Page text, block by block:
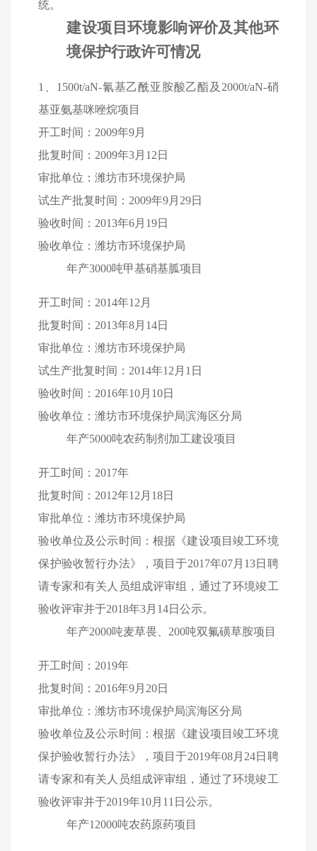
统。
建设项目环境影响评价及其他环
境保护行政许可情况
1 1500t/aN-氰基乙酰亚胺酸乙酯及 2000t/aN-硝
基亚氨基咪唑烷项目
开工时间： 2009年9月
批复时间： 2009年3月 12 日
审批单位：潍坊市环境保护局
试生产批复时间： 2009年9月 29日
验收时间： 2013年6月 19日
验收单位：潍坊市环境保护局
年产3000吨甲基硝基胍项目
开工时间： 2014年12 月
批复时间： 2013年8月 14日
审批单位：潍坊市环境保护局
试生产批复时间： 2014年12 月 1 日
验收时间： 2016年10月 10日
验收单位：潍坊市环境保护局滨海区分局
年产5000吨农药制剂加工建设项目
开工时间： 2017年
批复时间： 2012年12 月 18日
审批单位：潍坊市环境保护局
验收单位及公示时间：根据《建设项目竣工环境
保护验收暂行办法》，项目于2017年07月 13日聘
请专家和有关人员组成评审组，通过了环境竣工
验收评审并于2018年3月 14日公示。
年产2000吨麦草畏、 200吨双氟磺草胺项目
开工时间： 2019年
批复时间： 2016年9月 20日
审批单位：潍坊市环境保护局滨海区分局
验收单位及公示时间：根据《建设项目竣工环境
保护验收暂行办法》，项目于2019年08月 24日聘
请专家和有关人员组成评审组，通过了环境竣工
验收评审并于2019年10月 11 日公示。
年产12000吨农药原药项目